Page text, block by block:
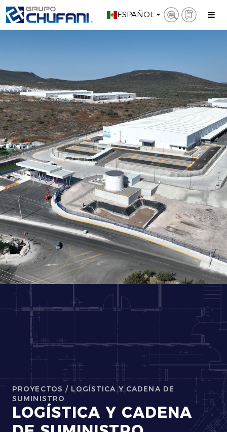
ESPAÑOL
PROYECTOS / LOGÍSTICA Y CADENA DE
SUMINISTRO
LOGÍSTICA Y CADENA